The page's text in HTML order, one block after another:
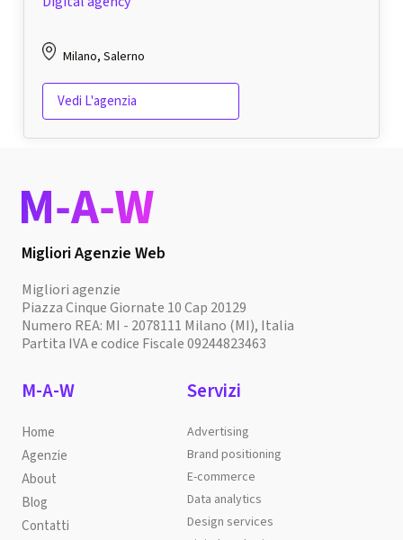
Milano, Salerno
Vedi L'agenzia
Migliori Agenzie Web
Migliori agenzie
Piazza Cinque Giornate 10 Cap 20129
Numero REA: MI - 2078111 Milano (MI), Italia
Partita IVA e codice Fiscale 09244823463
M-A-W
Home
Agenzie
About
Blog
Contatti
Servizi
Advertising
Brand positioning
E-commerce
Data analytics
Design services